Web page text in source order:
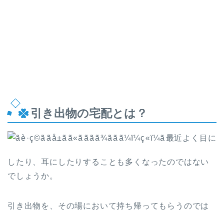
引き出物の宅配とは？
最近よく目に
したり、耳にしたりすることも多くなったのではない
でしょうか。
引き出物を、その場において持ち帰ってもらうのでは